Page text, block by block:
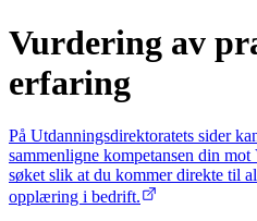
Vurdering av
erfaring
På Utdanningsdirektoratets sider
sammenligne kompetansen din
søket slik at du kommer direkte til
opplæring i bedrift.